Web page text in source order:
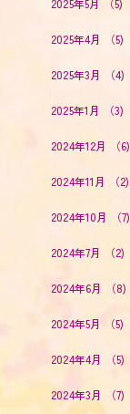
2025年5月 （5)
2025年4月 （5)
2025年3月 （4)
2025年1月 （3)
2024年12月 （6)
2024年11月 （2)
2024年10月 （7)
2024年7月 （2)
2024年6月 （8)
2024年5月 （5)
2024年4月 （5)
2024年3月 （7)